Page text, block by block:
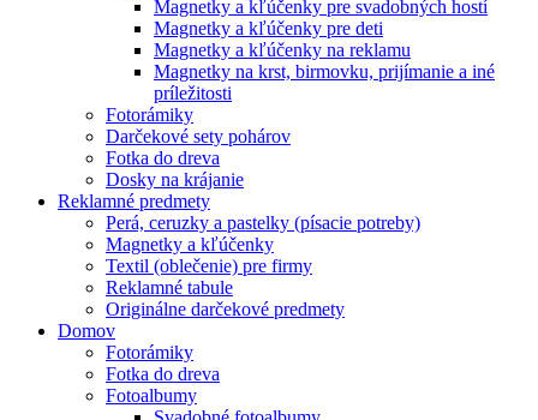
Magnetky a kľúčenky pre svadobných hostí
Magnetky a kľúčenky pre deti
Magnetky a kľúčenky na reklamu
Magnetky na krst, birmovku, prijímanie a iné
príležitosti
Fotorámiky
Darčekové sety pohárov
Fotka do dreva
Dosky na krájanie
Reklamné predmety
Perá, ceruzky a pastelky (písacie potreby)
Magnetky a kľúčenky
Textil (oblečenie) pre firmy
Reklamné tabule
Originálne darčekové predmety
Domov
Fotorámiky
Fotka do dreva
Fotoalbumy